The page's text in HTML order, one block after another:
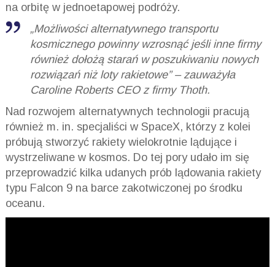
na orbitę w jednoetapowej podróży.
„Możliwości alternatywnego transportu
kosmicznego powinny wzrosnąć jeśli inne firmy
również dołożą starań w poszukiwaniu nowych
rozwiązań niż loty rakietowe” – zauważyła
Caroline Roberts CEO z firmy Thoth.
Nad rozwojem alternatywnych technologii pracują
również m. in. specjaliści w SpaceX, którzy z kolei
próbują stworzyć rakiety wielokrotnie lądujące i
wystrzeliwane w kosmos. Do tej pory udało im się
przeprowadzić kilka udanych prób lądowania rakiety
typu Falcon 9 na barce zakotwiczonej po środku
oceanu.